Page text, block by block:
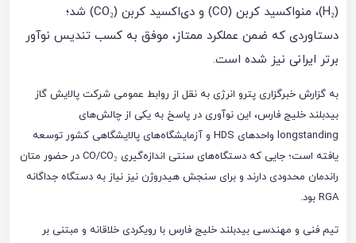
(H₂)، منواکسید کربن (CO) و دی‌اکسید کربن (CO₂) شد؛
دستاوردی که ضمن عملکرد ممتاز، موفق به کسب تندیس نوآور
برتر ایرانی نیز شده است.
به گزارش خبرگزاری پترو انرژی به نقل از روابط‌ عمومی شرکت پالایش گاز
بیدبلند خلیج فارس، این نوآوری در پاسخ به یکی از چالش‌های
longstanding واحدهای HDS و آزمایشگاه‌های پالایشگاهی کشور توسعه
یافته است؛ جایی که دستگاه‌های سنتی اندازه‌گیری CO/CO₂ در حضور متان
راندمان محدودی دارند و برای سنجش هیدروژن نیز نیاز به دستگاه جداگانه
RGA بود.
تیم فنی و مهندسی بیدبلند خلیج فارس با رویکردی خلاقانه و مبتنی بر